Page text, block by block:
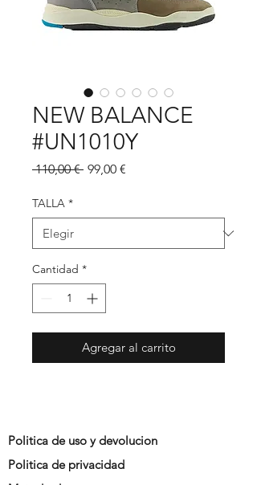
NEW BALANCE
#UN1010Y
110,00 € Precio
99,00 €
TALLA *
Cantidad *
Agregar al carrito
Politica de uso y devolucion
Politica de privacidad